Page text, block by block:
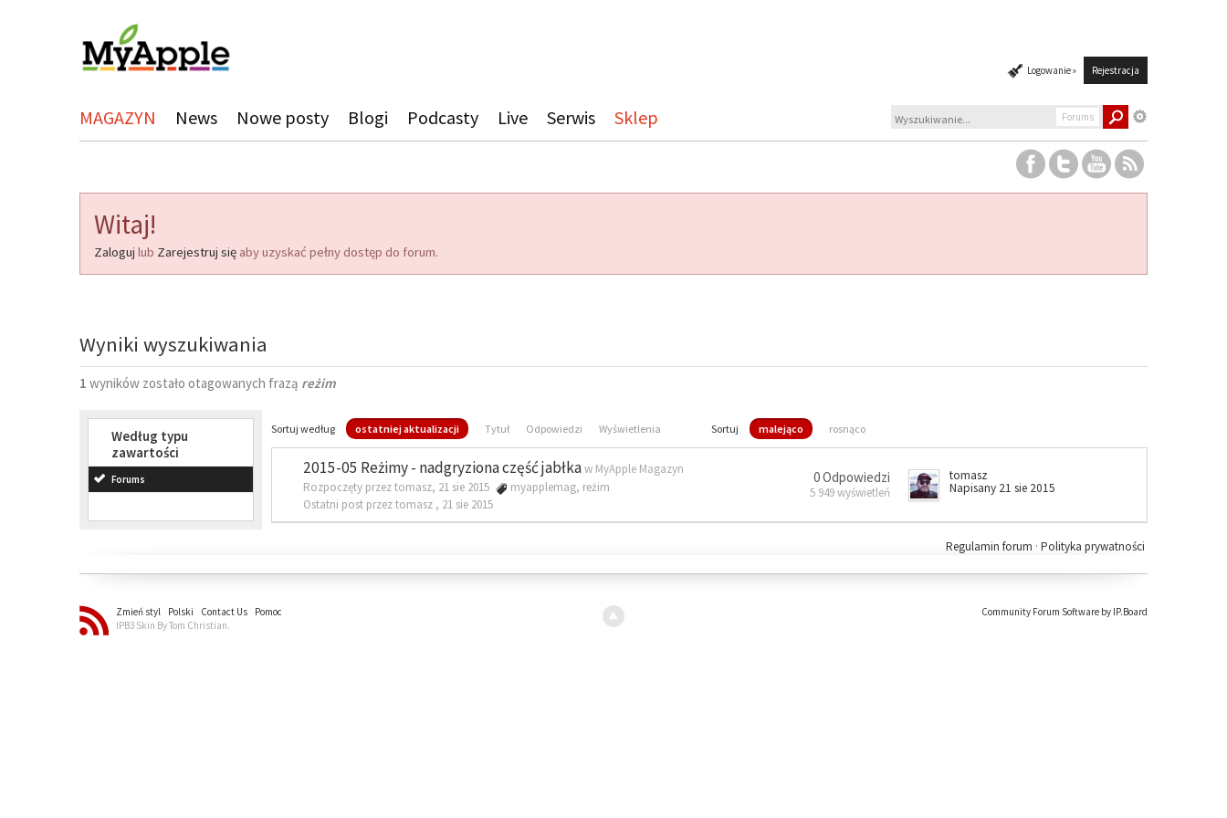
Logowanie » Rejestracja
MAGAZYN News Nowe posty Blogi Podcasty Live Serwis Sklep Forums
Witaj!
Zaloguj lub Zarejestruj się aby uzyskać pełny dostęp do forum.
Wyniki wyszukiwania
1 wyników zostało otagowanych frazą reżim
Według typu
zawartości
Forums
Sortuj według ostatniej aktualizacji Tytuł Odpowiedzi Wyświetlenia Sortuj malejąco rosnąco
2015-05 Reżimy - nadgryziona część jabłkaw MyApple Magazyn
Rozpoczęty przez tomasz, 21 sie 2015
myapplemag, reżim
Ostatni post przez tomasz , 21 sie 2015
0 Odpowiedzi
5 949 wyświetleń
tomasz
Napisany 21 sie 2015
Polityka prywatności
Regulamin forum ·
Zmień styl Polski Contact Us
Pomoc
IPB3 Skin By Tom Christian.
Community Forum Software by IP.Board